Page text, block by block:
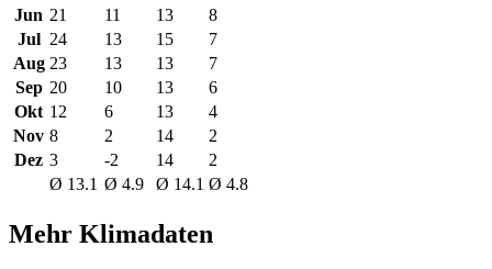
Jun 21 11 13
8
Jul 24 13 15
7
Aug 23 13 13
7
Sep 20 10 13
6
Okt 12 6 13
4
Nov 8 2 14
2
Dez 3 -2 14
2
Ø 13.1 Ø 4.9 Ø 14.1 Ø 4.8
Mehr Klimadaten